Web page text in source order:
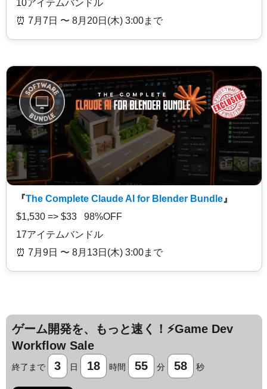
10アイテムバンドル
⏰️ 7月7日 〜 8月20日(木) 3:00まで
『The Complete Claude AI for Blender Bundle 』
$1,530 => $33 98%OFF
17アイテムバンドル
⏰️ 7月9日 〜 8月13日(木) 3:00まで
ゲーム開発を、もっと速く！⚡️Game Dev
Workflow Sale
終了まで 3 日 18 時間 55 分 57 秒